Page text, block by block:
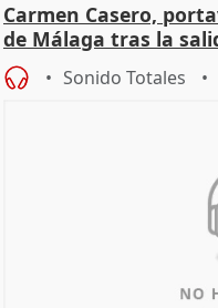
Carmen Casero,
de Málaga tras la
Sonido Totales